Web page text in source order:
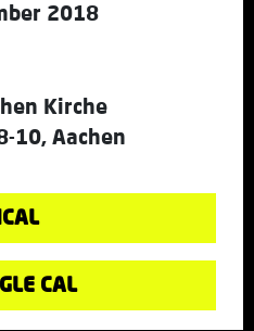
2018
Kirche
10, Aachen
CAL